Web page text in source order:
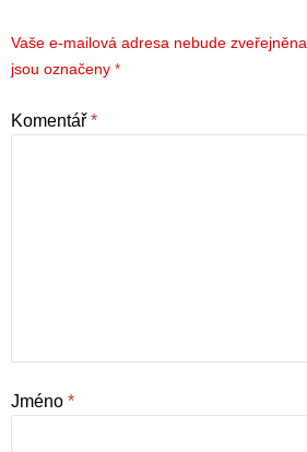
Vaše e-mailová adresa nebude zveřejněna.
jsou označeny *
Komentář *
Jméno *